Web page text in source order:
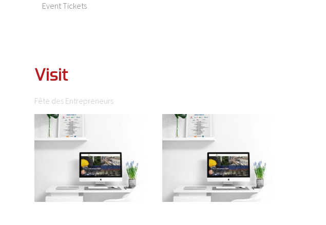
Event Tickets
Visit
Fête des Entrepreneurs